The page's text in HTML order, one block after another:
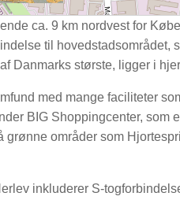
ca. 9 km nordvest for
til hovedstadsområdet,
Danmarks største, ligger i
med mange faciliteter
BIG Shoppingcenter,
grønne områder som
inkluderer S-